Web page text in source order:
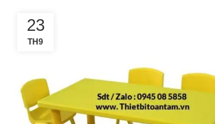
23
TH9